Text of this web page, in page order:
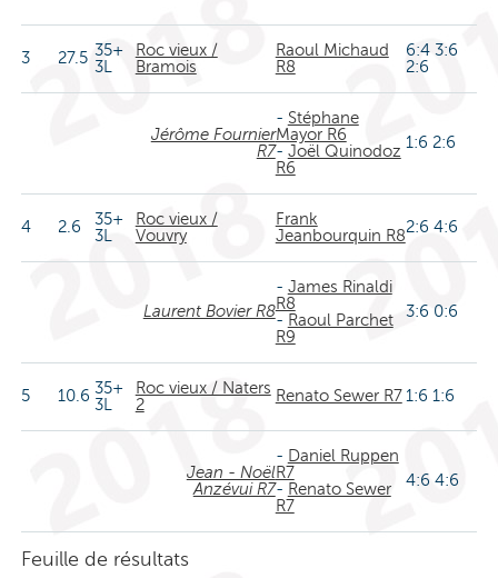
3 27.5 35+
3L
Roc vieux /
Bramois
Raoul Michaud
R8
6:4 3:6
2:6
Jérôme Fournier
R7
- Stéphane
Mayor R6
- Joël Quinodoz
R6
1:6 2:6
4 2.6
35+
3L
Roc vieux /
Vouvry
Frank
Jeanbourquin R82:6 4:6
Laurent Bovier R8
- James Rinaldi
R8
- Raoul Parchet
R9
3:6 0:6
5 10.6 35+
3L
Roc vieux / Naters
2
Renato Sewer R7 1:6 1:6
Jean - Noël
Anzévui R7
- Daniel Ruppen
R7
- Renato Sewer
R7
4:6 4:6
Feuille de résultats